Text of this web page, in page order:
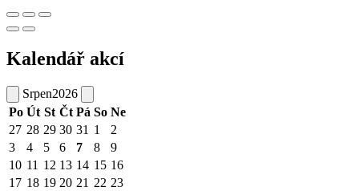
Kalendář akcí
Srpen2026
Po Út St Čt Pá So Ne
27 28 29 30 31 1
2
3
4 5 6 7 8
9
10 11 12 13 14 15 16
17 18 19 20 21 22 23